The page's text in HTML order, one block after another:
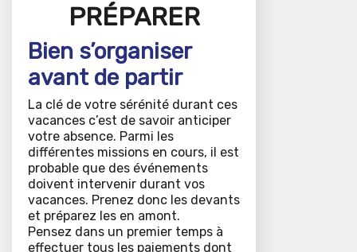
PRÉPARER
Bien s’organiser
avant de partir
La clé de votre sérénité durant ces
vacances c’est de savoir anticiper
votre absence. Parmi les
différentes missions en cours, il est
probable que des événements
doivent intervenir durant vos
vacances. Prenez donc les devants
et préparez les en amont.
Pensez dans un premier temps à
effectuer tous les paiements dont